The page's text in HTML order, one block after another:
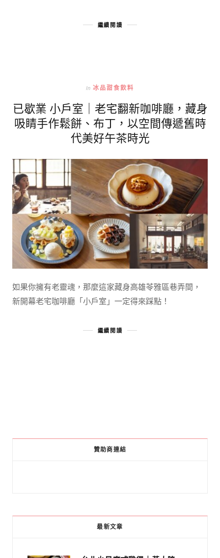
繼續閱讀
In 冰品甜食飲料
已歇業 小戶室｜老宅翻新咖啡廳，藏身
吸睛手作鬆餅、布丁，以空間傳遞舊時
代美好午茶時光
如果你擁有老靈魂，那麼這家藏身高雄苓雅區巷弄間，
新開幕老宅咖啡廳「小戶室」一定得來踩點！
繼續閱讀
贊助商連結
最新文章